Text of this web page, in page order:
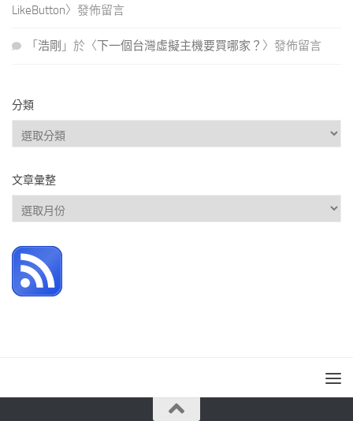
LikeButton〉發佈留言
「 浩剛 」於〈下一個台灣虛擬主機要買哪家？ 〉發佈留言
分類
分
類
文章彙整
文
章
整